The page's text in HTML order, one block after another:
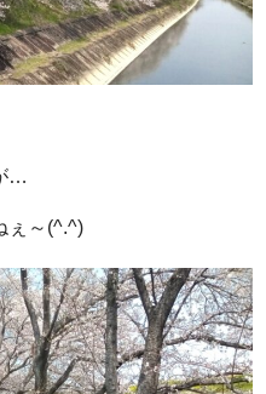
…
ぇ～(^.^)